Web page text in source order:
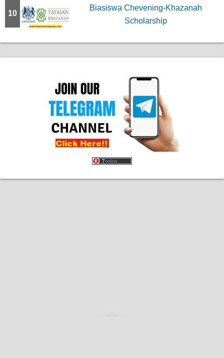
10
Biasiswa Chevening-Khazanah
Scholarship